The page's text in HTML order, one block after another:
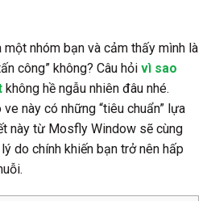
nhóm bạn và cảm thấy mình là
công” không? Câu hỏi vì sao
không hề ngẫu nhiên đâu nhé.
này có những “tiêu chuẩn” lựa
này từ Mosfly Window sẽ cùng
do chính khiến bạn trở nên hấp